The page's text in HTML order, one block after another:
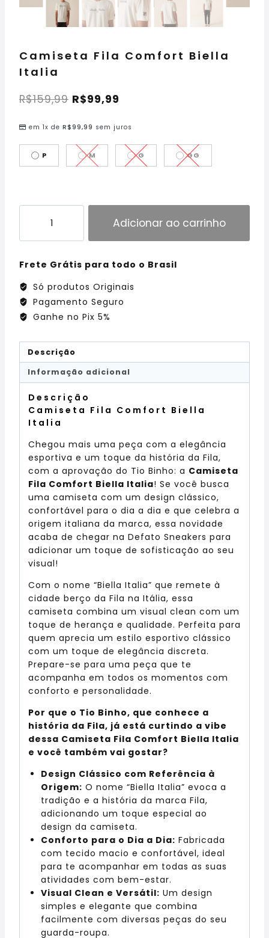
Camiseta Fila Comfort Biella
Italia
R$159,99 R$99,99
em 1x de R$99,99 sem juros
P M G GG
Adicionar ao carrinho
Frete Grátis para todo o Brasil
Só produtos Originais
Pagamento Seguro
Ganhe no Pix 5%
Descrição
Informação adicional
Descrição
Camiseta Fila Comfort Biella
Italia
Chegou mais uma peça com a elegância
esportiva e um toque da história da Fila,
com a aprovação do Tio Binho: a Camiseta
Fila Comfort Biella Italia! Se você busca
uma camiseta com um design clássico,
confortável para o dia a dia e que celebra a
origem italiana da marca, essa novidade
acaba de chegar na Defato Sneakers para
adicionar um toque de sofisticação ao seu
visual!
Com o nome “Biella Italia” que remete à
cidade berço da Fila na Itália, essa
camiseta combina um visual clean com um
toque de herança e qualidade. Perfeita para
quem aprecia um estilo esportivo clássico
com um toque de elegância discreta.
Prepare-se para uma peça que te
acompanha em todos os momentos com
conforto e personalidade.
Por que o Tio Binho, que conhece a
história da Fila, já está curtindo a vibe
dessa Camiseta Fila Comfort Biella Italia
e você também vai gostar?
Design Clássico com Referência à
Origem: O nome “Biella Italia” evoca a
tradição e a história da marca Fila,
adicionando um toque especial ao
design da camiseta.
Conforto para o Dia a Dia: Fabricada
com tecido macio e confortável, ideal
para te acompanhar em todas as suas
atividades com bem-estar.
Visual Clean e Versátil: Um design
simples e elegante que combina
facilmente com diversas peças do seu
guarda-roupa.